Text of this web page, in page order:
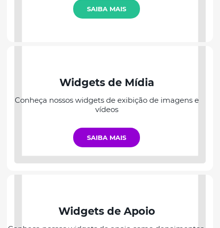
SAIBA MAIS
Widgets de Mídia
Conheça nossos widgets de exibição de imagens e
vídeos
SAIBA MAIS
Widgets de Apoio